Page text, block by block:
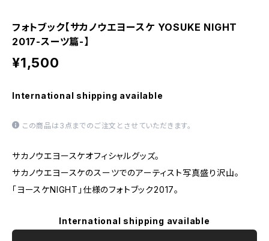
フォトブック【サカノウエヨースケ YOSUKE NIGHT
2017-スーツ篇-】
¥1,500
International shipping available
この商品は3点までのご注文とさせていただきます。
サカノウエヨースケオフィシャルグッズ。
サカノウエヨースケのスーツでのアーティスト写真盛り沢山。
「ヨースケNIGHT」仕様のフォトブック2017。
International shipping available